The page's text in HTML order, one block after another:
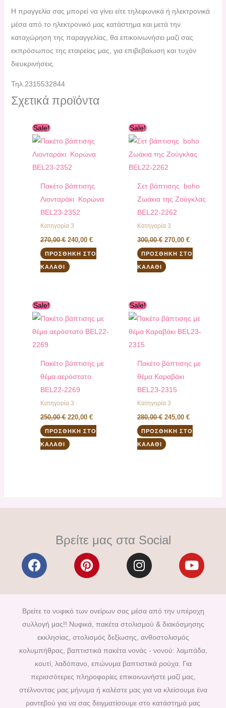
H πραγγελία σας μπορεί να γίνει είτε τηλεφωνικά ή ηλεκτρονικά
μέσα από το ηλεκτρονικό μας κατάστημα και μετά την
καταχώρηση της παραγγελίας, θα επικοινωνήσει μαζί σας
εκπρόσωπος της εταιρείας μας, για επιβεβαίωση και τυχόν
διευκρινήσεις.
Τηλ.2315532844
Σχετικά προϊόντα
Sale!
Πακέτο βάπτισης
Λιονταράκι Κορώνα
ΒEL23-2352
Κατηγορία 3
270,00€
was:
240,00€
τιμή
240,00 €.
ΠΡΟΣΘΉΚΗ ΣΤΟ
ΚΑΛΆΘΙ
Sale!
Σετ βάπτισης boho
Ζωάκια της Ζούγκλας
ΒEL22-2262
Κατηγορία 3
300,00€
was:
270,00 €
τιμή
270,00 €.
ΠΡΟΣΘΉΚΗ ΣΤΟ
ΚΑΛΆΘΙ
Sale!
Πακέτο βάπτισης με
θέμα αερόστατο
ΒEL22-2269
Κατηγορία 3
250,00€
was:
220,00€
τιμή
220,00 €.
ΠΡΟΣΘΉΚΗ ΣΤΟ
ΚΑΛΆΘΙ
Sale!
Πακέτο βάπτισης με
θέμα Καραβάκι
ΒEL23-2315
Κατηγορία 3
280,00€
was:
245,00 €
τιμή
245,00 €.
ΠΡΟΣΘΉΚΗ ΣΤΟ
ΚΑΛΆΘΙ
Βρείτε μας στα Social
F
a
e
b
o
o
k
P
i
t
e
r
e
s
t
I
n
t
a
g
r
a
m
Y
o
t
u
b
Βρείτε το νυφικό των ονείρων σας μέσα από την υπέροχη
συλλογή μας!! Νυφικά, πακέτα στολισμού & διακόσμησης
εκκλησίας, στολισμός δεξίωσης, ανθοστολισμός
κολυμπήθρας, βαπτιστικά πακέτα νονάς - νονού: λαμπάδα,
κουτί, λαδόπανο, επώνυμα βαπτιστικά ρούχα. Για
περισσότερες πληροφορίες επικοινωνήστε μαζί μας,
στέλνοντας μας μήνυμα ή καλέστε μας για να κλείσουμε ένα
ραντεβού για να σας δειγματίσουμε στο κατάστημά μας